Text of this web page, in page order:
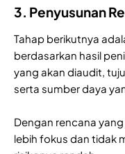
3. Penyusunan
Tahap berikutnya
berdasarkan hasil
yang akan diaudit,
serta sumber daya
Dengan rencana
lebih fokus dan tidak